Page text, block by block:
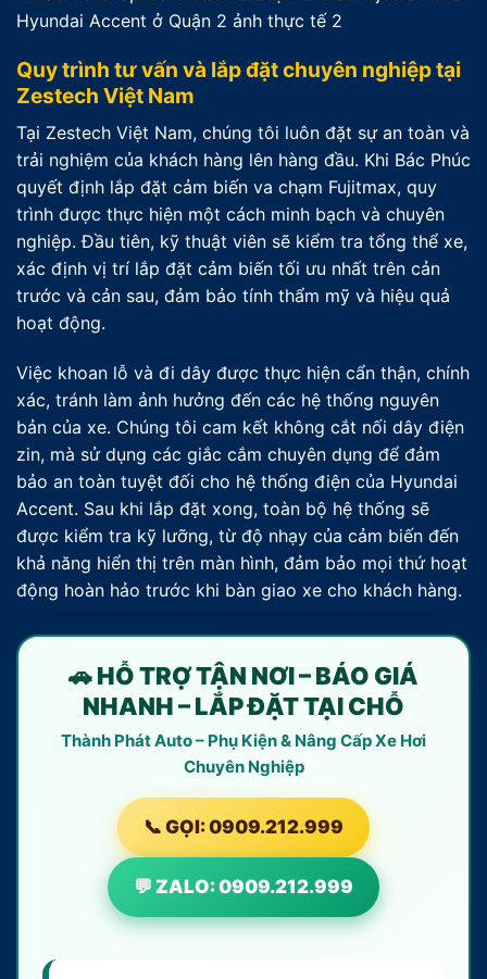
Quy trình tư vấn và lắp đặt chuyên nghiệp tại
Zestech Việt Nam
Tại Zestech Việt Nam, chúng tôi luôn đặt sự an toàn và
trải nghiệm của khách hàng lên hàng đầu. Khi Bác Phúc
quyết định lắp đặt cảm biến va chạm Fujitmax, quy
trình được thực hiện một cách minh bạch và chuyên
nghiệp. Đầu tiên, kỹ thuật viên sẽ kiểm tra tổng thể xe,
xác định vị trí lắp đặt cảm biến tối ưu nhất trên cản
trước và cản sau, đảm bảo tính thẩm mỹ và hiệu quả
hoạt động.
Việc khoan lỗ và đi dây được thực hiện cẩn thận, chính
xác, tránh làm ảnh hưởng đến các hệ thống nguyên
bản của xe. Chúng tôi cam kết không cắt nối dây điện
zin, mà sử dụng các giắc cắm chuyên dụng để đảm
bảo an toàn tuyệt đối cho hệ thống điện của Hyundai
Accent. Sau khi lắp đặt xong, toàn bộ hệ thống sẽ
được kiểm tra kỹ lưỡng, từ độ nhạy của cảm biến đến
khả năng hiển thị trên màn hình, đảm bảo mọi thứ hoạt
động hoàn hảo trước khi bàn giao xe cho khách hàng.
🚗 HỖ TRỢ TẬN NƠI – BÁO GIÁ
NHANH – LẮP ĐẶT TẠI CHỖ
Thành Phát Auto – Phụ Kiện & Nâng Cấp Xe Hơi
Chuyên Nghiệp
📞 GỌI: 0909.212.999
💬 ZALO: 0909.212.999